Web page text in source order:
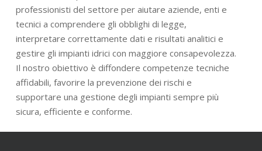
professionisti del settore per aiutare aziende, enti e
tecnici a comprendere gli obblighi di legge,
interpretare correttamente dati e risultati analitici e
gestire gli impianti idrici con maggiore consapevolezza.
Il nostro obiettivo è diffondere competenze tecniche
affidabili, favorire la prevenzione dei rischi e
supportare una gestione degli impianti sempre più
sicura, efficiente e conforme.